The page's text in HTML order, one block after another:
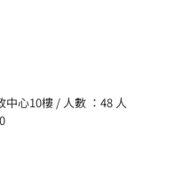
心10樓 / 人數 ：48 人